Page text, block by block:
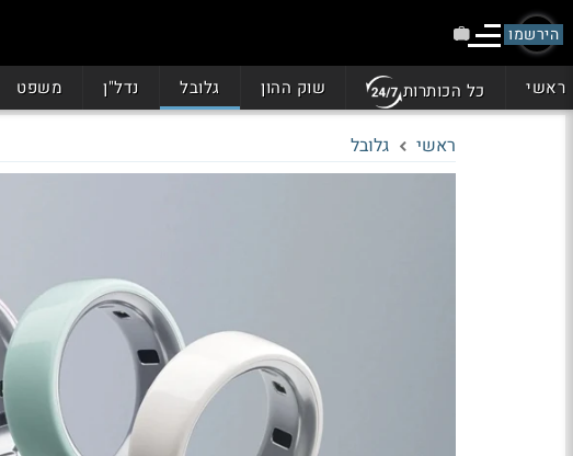
הירשמו
ראשי כל הכותרות שוק ההון גלובל נדל"ן משפט
ראשי גלובל